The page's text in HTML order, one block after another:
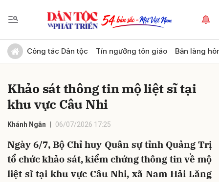
Công tác Dân tộc Tín ngưỡng tôn giáo Bản làng
Khảo sát thông tin mộ liệt sĩ tại
khu vực Câu Nhi
Khánh Ngân 06/07/2026 17:25
Ngày 6/7, Bộ Chỉ huy Quân sự tỉnh Quảng Trị
tổ chức khảo sát, kiểm chứng thông tin về mộ
liệt sĩ tại khu vực Câu Nhi, xã Nam Hải Lăng
Gửi bình luận
Hủy Gửi